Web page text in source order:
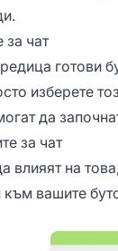
за чат
готови
изберете
да
за чат
влияят на
вашите